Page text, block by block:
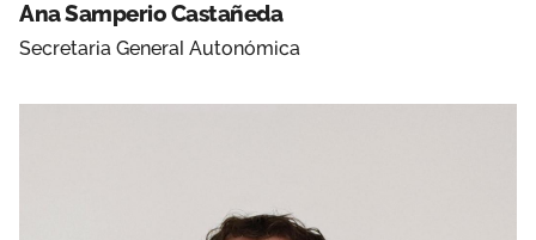
Ana Samperio Castañeda
Secretaria General Autonómica